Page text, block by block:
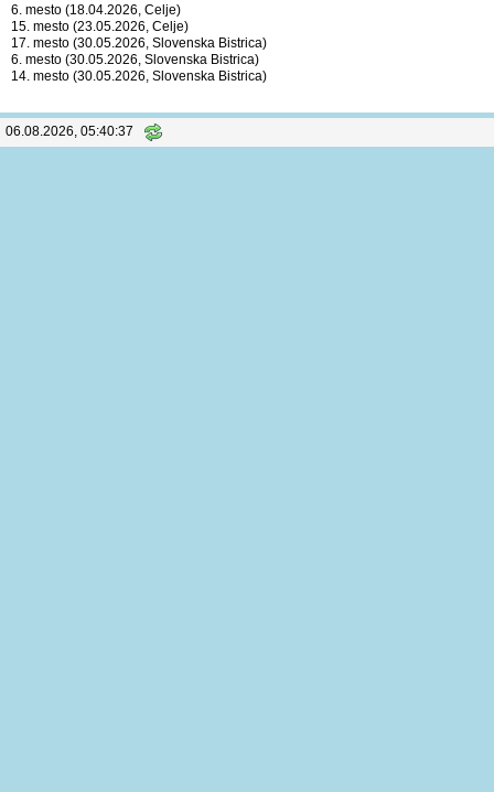
6. mesto (18.04.2026, Celje)
15. mesto (23.05.2026, Celje)
17. mesto (30.05.2026, Slovenska Bistrica)
6. mesto (30.05.2026, Slovenska Bistrica)
14. mesto (30.05.2026, Slovenska Bistrica)
06.08.2026, 05:40:37